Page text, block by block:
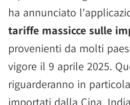
ha annunciato
tariffe massicce sulle
provenienti da molti
vigore il 9 aprile 2025.
riguarderanno in
importati dalla Cina,